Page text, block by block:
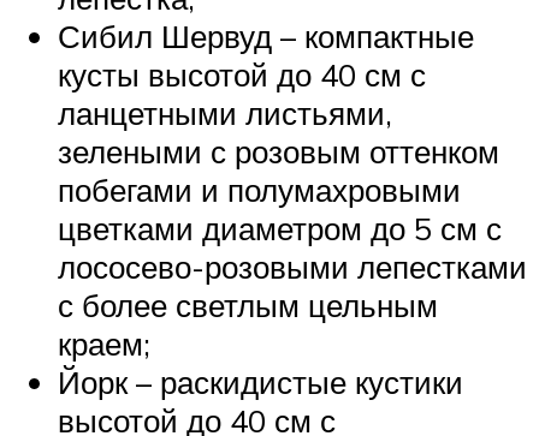
Сибил Шервуд – компактные
кусты высотой до 40 см с
ланцетными листьями,
зелеными с розовым оттенком
побегами и полумахровыми
цветками диаметром до 5 см с
лососево-розовыми лепестками
с более светлым цельным
краем;
Йорк – раскидистые кустики
высотой до 40 см с